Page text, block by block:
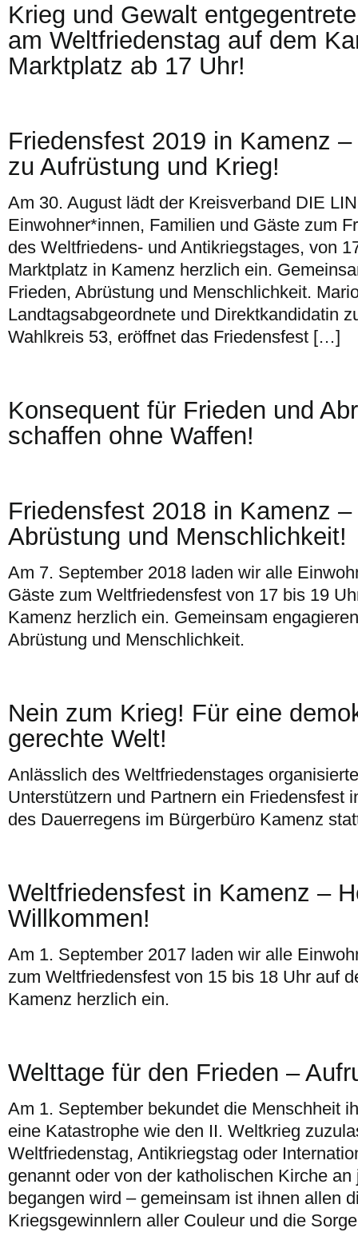
Krieg und Gewalt
am Weltfriedenstag auf dem
Marktplatz ab 17 Uhr!
Friedensfest 2019 in Kamenz
zu Aufrüstung und Krieg!
Am 30. August lädt der Kreisverband DIE
Einwohner*innen, Familien und Gäste zum
des Weltfriedens- und Antikriegstages, von
Marktplatz in Kamenz herzlich ein.
Frieden, Abrüstung und Menschlichkeit.
Landtagsabgeordnete und Direktkandidatin
Wahlkreis 53, eröffnet das Friedensfest […]
Konsequent für Frieden und
schaffen ohne Waffen!
Friedensfest 2018 in Kamenz
Abrüstung und Menschlichkeit!
Am 7. September 2018 laden wir alle
Gäste zum Weltfriedensfest von 17 bis 19
Kamenz herzlich ein. Gemeinsam
Abrüstung und Menschlichkeit.
Nein zum Krieg! Für eine
gerechte Welt!
Anlässlich des Weltfriedenstages
Unterstützern und Partnern ein Friedensfest
des Dauerregens im Bürgerbüro Kamenz
Weltfriedensfest in Kamenz –
Willkommen!
Am 1. September 2017 laden wir alle
zum Weltfriedensfest von 15 bis 18 Uhr auf
Kamenz herzlich ein.
Welttage für den Frieden –
Am 1. September bekundet die Menschheit
eine Katastrophe wie den II. Weltkrieg
Weltfriedenstag, Antikriegstag oder
genannt oder von der katholischen Kirche
begangen wird – gemeinsam ist ihnen allen
Kriegsgewinnlern aller Couleur und die